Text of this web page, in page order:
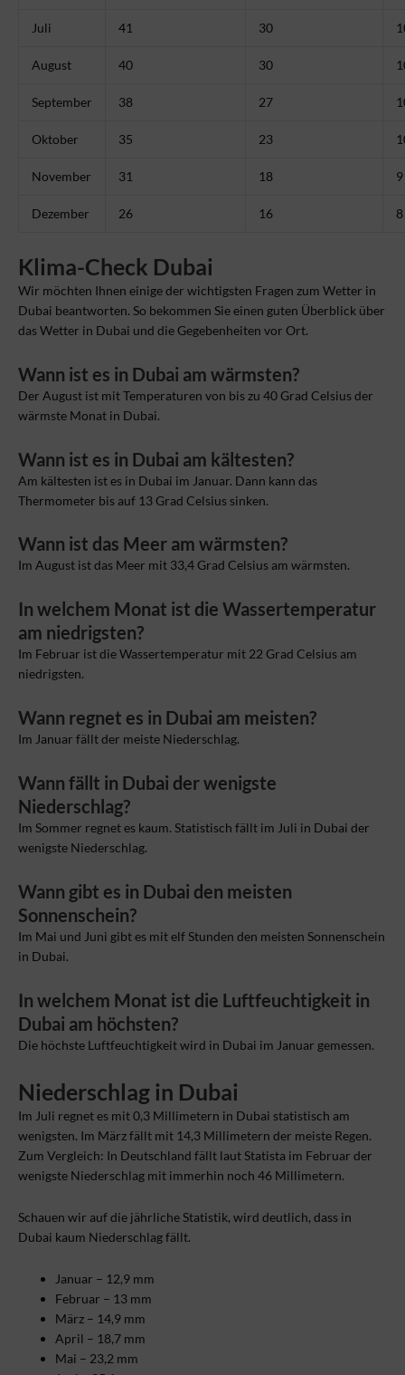
Juli 41 30
August 40 30
September 38 27
Oktober 35 23
November 31 18 9
Dezember 26 16 8
Klima-Check Dubai
Wir möchten Ihnen einige der wichtigsten Fragen zum Wetter in
Dubai beantworten. So bekommen Sie einen guten Überblick über
das Wetter in Dubai und die Gegebenheiten vor Ort.
Wann ist es in Dubai am wärmsten?
Der August ist mit Temperaturen von bis zu 40 Grad Celsius der
wärmste Monat in Dubai.
Wann ist es in Dubai am kältesten?
Am kältesten ist es in Dubai im Januar. Dann kann das
Thermometer bis auf 13 Grad Celsius sinken.
Wann ist das Meer am wärmsten?
Im August ist das Meer mit 33,4 Grad Celsius am wärmsten.
In welchem Monat ist die Wassertemperatur
am niedrigsten?
Im Februar ist die Wassertemperatur mit 22 Grad Celsius am
niedrigsten.
Wann regnet es in Dubai am meisten?
Im Januar fällt der meiste Niederschlag.
Wann fällt in Dubai der wenigste
Niederschlag?
Im Sommer regnet es kaum. Statistisch fällt im Juli in Dubai der
wenigste Niederschlag.
Wann gibt es in Dubai den meisten
Sonnenschein?
Im Mai und Juni gibt es mit elf Stunden den meisten Sonnenschein
in Dubai.
In welchem Monat ist die Luftfeuchtigkeit in
Dubai am höchsten?
Die höchste Luftfeuchtigkeit wird in Dubai im Januar gemessen.
Niederschlag in Dubai
Im Juli regnet es mit 0,3 Millimetern in Dubai statistisch am
wenigsten. Im März fällt mit 14,3 Millimetern der meiste Regen.
Zum Vergleich: In Deutschland fällt laut Statista im Februar der
wenigste Niederschlag mit immerhin noch 46 Millimetern.
Schauen wir auf die jährliche Statistik, wird deutlich, dass in
Dubai kaum Niederschlag fällt.
Januar – 12,9 mm
Februar – 13 mm
März – 14,9 mm
April – 18,7 mm
Mai – 23,2 mm